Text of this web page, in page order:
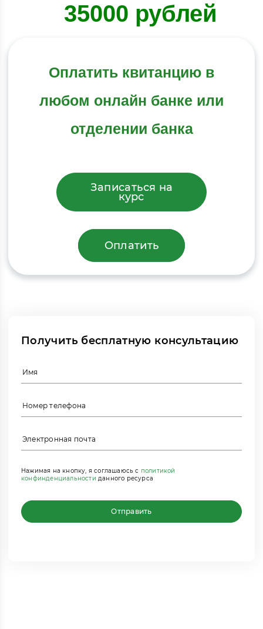
35000 рублей
Оплатить квитанцию в
любом онлайн банке или
отделении банка
Записаться на
курс
Оплатить
Получить бесплатную консультацию
Нажимая на кнопку, я соглашаюсь с политикой
конфинденциальности данного ресурса
Отправить